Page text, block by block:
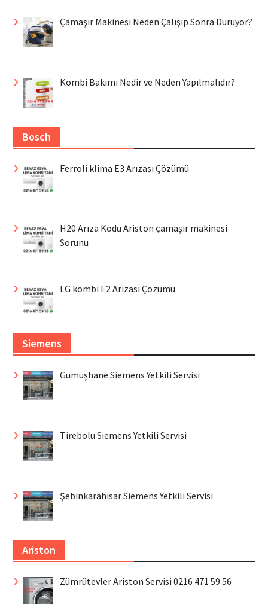
Çamaşır Makinesi Neden Çalışıp Sonra Duruyor?
Kombi Bakımı Nedir ve Neden Yapılmalıdır?
Bosch
Ferroli klima E3 Arızası Çözümü
H20 Arıza Kodu Ariston çamaşır makinesi
Sorunu
LG kombi E2 Arızası Çözümü
Siemens
Gümüşhane Siemens Yetkili Servisi
Tirebolu Siemens Yetkili Servisi
Şebinkarahisar Siemens Yetkili Servisi
Ariston
Zümrütevler Ariston Servisi 0216 471 59 56